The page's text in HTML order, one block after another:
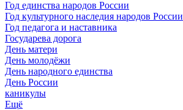
Год единства народов России
Год культурного наследия народов России
Год педагога и наставника
Государева дорога
День матери
День молодёжи
День народного единства
День России
каникулы
Ещё